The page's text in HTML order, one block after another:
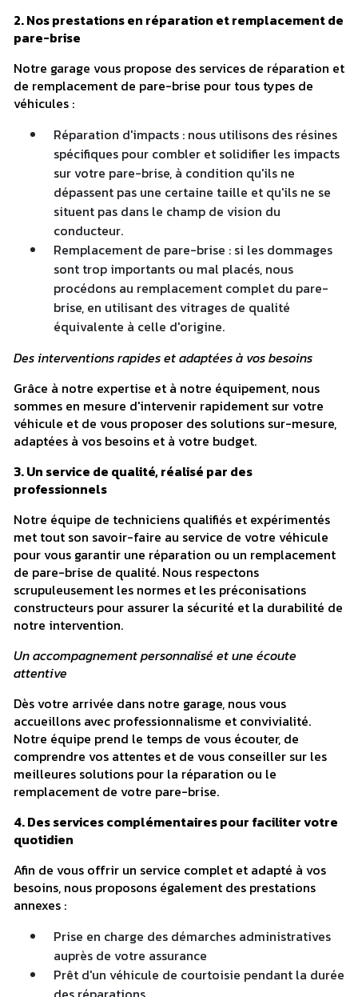
2. Nos prestations en réparation et remplacement de
pare-brise
Notre garage vous propose des services de réparation et
de remplacement de pare-brise pour tous types de
véhicules :
Réparation d'impacts : nous utilisons des résines
spécifiques pour combler et solidifier les impacts
sur votre pare-brise, à condition qu'ils ne
dépassent pas une certaine taille et qu'ils ne se
situent pas dans le champ de vision du
conducteur.
Remplacement de pare-brise : si les dommages
sont trop importants ou mal placés, nous
procédons au remplacement complet du pare-
brise, en utilisant des vitrages de qualité
équivalente à celle d'origine.
Des interventions rapides et adaptées à vos besoins
Grâce à notre expertise et à notre équipement, nous
sommes en mesure d'intervenir rapidement sur votre
véhicule et de vous proposer des solutions sur-mesure,
adaptées à vos besoins et à votre budget.
3. Un service de qualité, réalisé par des
professionnels
Notre équipe de techniciens qualifiés et expérimentés
met tout son savoir-faire au service de votre véhicule
pour vous garantir une réparation ou un remplacement
de pare-brise de qualité. Nous respectons
scrupuleusement les normes et les préconisations
constructeurs pour assurer la sécurité et la durabilité de
notre intervention.
Un accompagnement personnalisé et une écoute
attentive
Dès votre arrivée dans notre garage, nous vous
accueillons avec professionnalisme et convivialité.
Notre équipe prend le temps de vous écouter, de
comprendre vos attentes et de vous conseiller sur les
meilleures solutions pour la réparation ou le
remplacement de votre pare-brise.
4. Des services complémentaires pour faciliter votre
quotidien
Afin de vous offrir un service complet et adapté à vos
besoins, nous proposons également des prestations
annexes :
Prise en charge des démarches administratives
auprès de votre assurance
Prêt d'un véhicule de courtoisie pendant la durée